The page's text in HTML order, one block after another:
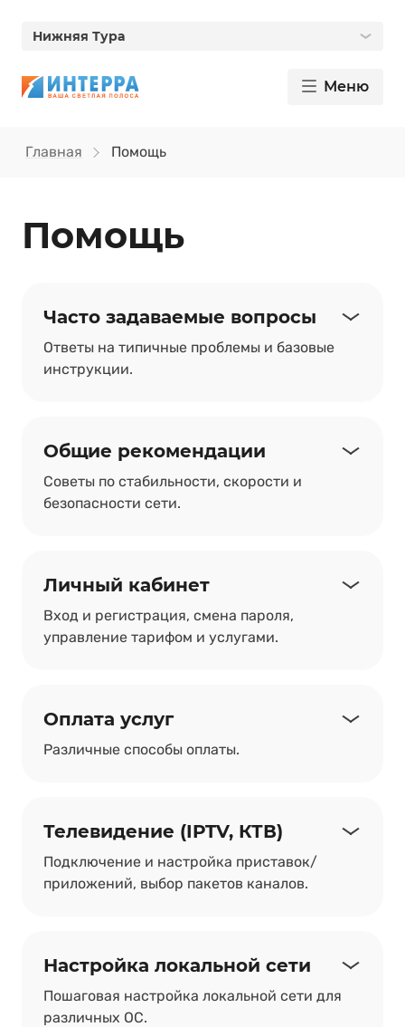
Нижняя Тура
Меню
Главная Помощь
Помощь
Часто задаваемые вопросы
Ответы на типичные проблемы и базовые
инструкции.
Общие рекомендации
Советы по стабильности, скорости и
безопасности сети.
Личный кабинет
Вход и регистрация, смена пароля,
управление тарифом и услугами.
Оплата услуг
Различные способы оплаты.
Телевидение (IPTV, КТВ)
Подключение и настройка приставок/
приложений, выбор пакетов каналов.
Настройка локальной сети
Пошаговая настройка локальной сети для
различных ОС.